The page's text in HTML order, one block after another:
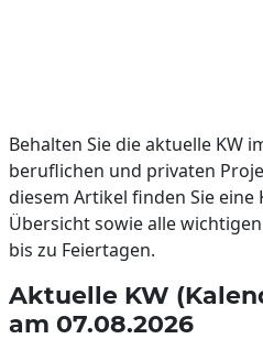
Behalten Sie die aktuelle KW
beruflichen und privaten
diesem Artikel finden Sie eine
Übersicht sowie alle
bis zu Feiertagen.
Aktuelle KW
am 07.08.2026